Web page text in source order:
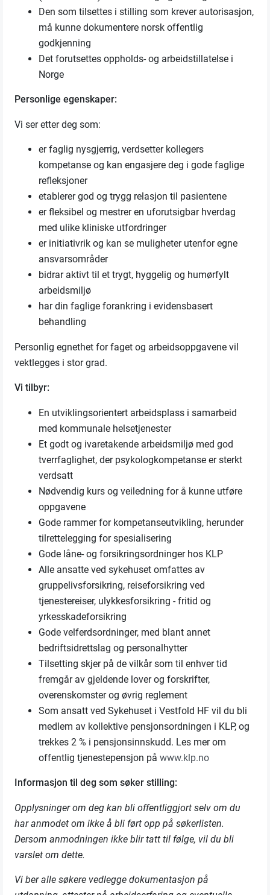
Den som tilsettes i stilling som krever autorisasjon,
må kunne dokumentere norsk offentlig
godkjenning
Det forutsettes oppholds- og arbeidstillatelse i
Norge
Personlige egenskaper:
Vi ser etter deg som:
er faglig nysgjerrig, verdsetter kollegers
kompetanse og kan engasjere deg i gode faglige
refleksjoner
etablerer god og trygg relasjon til pasientene
er fleksibel og mestrer en uforutsigbar hverdag
med ulike kliniske utfordringer
er initiativrik og kan se muligheter utenfor egne
ansvarsområder
bidrar aktivt til et trygt, hyggelig og humørfylt
arbeidsmiljø
har din faglige forankring i evidensbasert
behandling
Personlig egnethet for faget og arbeidsoppgavene vil
vektlegges i stor grad.
Vi tilbyr:
En utviklingsorientert arbeidsplass i samarbeid
med kommunale helsetjenester
Et godt og ivaretakende arbeidsmiljø med god
tverrfaglighet, der psykologkompetanse er sterkt
verdsatt
Nødvendig kurs og veiledning for å kunne utføre
oppgavene
Gode rammer for kompetanseutvikling, herunder
tilrettelegging for spesialisering
Gode låne- og forsikringsordninger hos KLP
Alle ansatte ved sykehuset omfattes av
gruppelivsforsikring, reiseforsikring ved
tjenestereiser, ulykkesforsikring - fritid og
yrkesskadeforsikring
Gode velferdsordninger, med blant annet
bedriftsidrettslag og personalhytter
Tilsetting skjer på de vilkår som til enhver tid
fremgår av gjeldende lover og forskrifter,
overenskomster og øvrig reglement
Som ansatt ved Sykehuset i Vestfold HF vil du bli
medlem av kollektive pensjonsordningen i KLP, og
trekkes 2 % i pensjonsinnskudd. Les mer om
offentlig tjenestepensjon påwww.klp.no
Informasjon til deg som søker stilling:
Opplysninger om deg kan bli offentliggjort selv om du
har anmodet om ikke å bli ført opp på søkerlisten.
Dersom anmodningen ikke blir tatt til følge, vil du bli
varslet om dette.
Vi ber alle søkere vedlegge dokumentasjon på